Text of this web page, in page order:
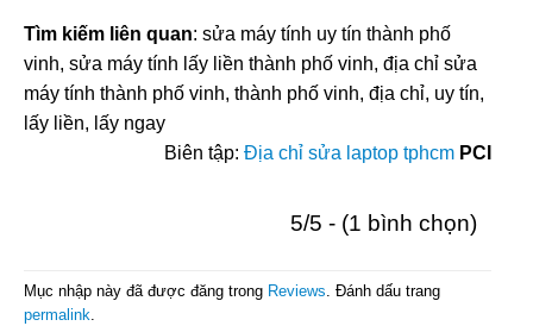
Tìm kiếm liên quan: sửa máy tính uy tín thành phố
vinh, sửa máy tính lấy liền thành phố vinh, địa chỉ sửa
máy tính thành phố vinh, thành phố vinh, địa chỉ, uy tín,
lấy liền, lấy ngay
Biên tập: Địa chỉ sửa laptop tphcm PCI
5/5 - (1 bình chọn)
Mục nhập này đã được đăng trong Reviews . Đánh dấu trang
permalink